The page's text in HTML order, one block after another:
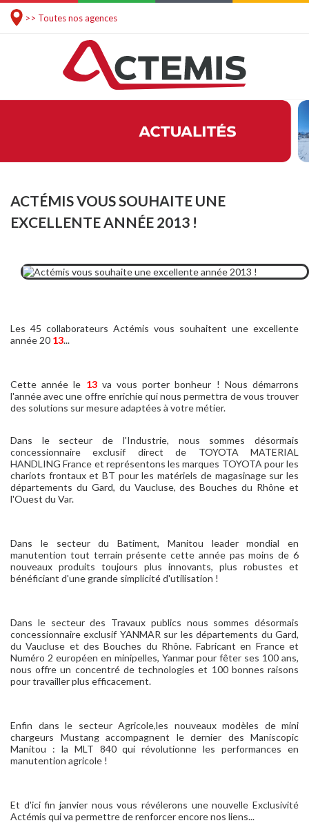
>> Toutes nos agences
ACTÉMIS VOUS SOUHAITE UNE
EXCELLENTE ANNÉE 2013 !
Les 45 collaborateurs Actémis vous souhaitent une excellente
année 20 13...
Cette année le 13va vous porter bonheur ! Nous démarrons
l'année avec une offre enrichie qui nous permettra de vous trouver
des solutions sur mesure adaptées à votre métier.
Dans le secteur de l'Industrie, nous sommes désormais
concessionnaire exclusif direct de TOYOTA MATERIAL
HANDLING France et représentons les marques TOYOTA pour les
chariots frontaux et BT pour les matériels de magasinage sur les
départements du Gard, du Vaucluse, des Bouches du Rhône et
l'Ouest du Var.
Dans le secteur du Batiment, Manitou leader mondial en
manutention tout terrain présente cette année pas moins de 6
nouveaux produits toujours plus innovants, plus robustes et
bénéficiant d'une grande simplicité d'utilisation !
Dans le secteur des Travaux publics nous sommes désormais
concessionnaire exclusif YANMAR sur les départements du Gard,
du Vaucluse et des Bouches du Rhône. Fabricant en France et
Numéro 2 européen en minipelles, Yanmar pour fêter ses 100 ans,
nous offre un concentré de technologies et 100 bonnes raisons
pour travailler plus efficacement.
Enfin dans le secteur Agricole,les nouveaux modèles de mini
chargeurs Mustang accompagnent le dernier des Maniscopic
Manitou : la MLT 840 qui révolutionne les performances en
manutention agricole !
Et d'ici fin janvier nous vous révélerons une nouvelle Exclusivité
Actémis qui va permettre de renforcer encore nos liens...